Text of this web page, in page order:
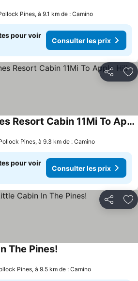
Pines, à 9.1 km de : Camino
pour voir
Consulter les prix
Partager
Cozy Pollock Pines Resort Cabin 11Mi To Apple Hill
Pines, à 9.3 km de : Camino
pour voir
Consulter les prix
Partager
The Pines!
Pines, à 9.5 km de : Camino